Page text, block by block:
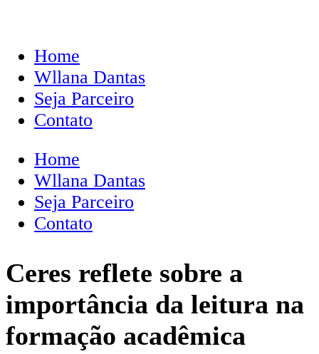
Home
Wllana Dantas
Seja Parceiro
Contato
Home
Wllana Dantas
Seja Parceiro
Contato
Ceres reflete sobre a
importância da leitura na
formação acadêmica